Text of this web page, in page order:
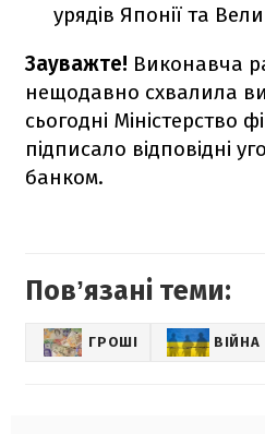
урядів Японії та
Зауважте! Виконавча
нещодавно схвалила
сьогодні Міністерство
підписало відповідні
банком.
Повʼязані теми:
ГРОШІ ВІЙНА